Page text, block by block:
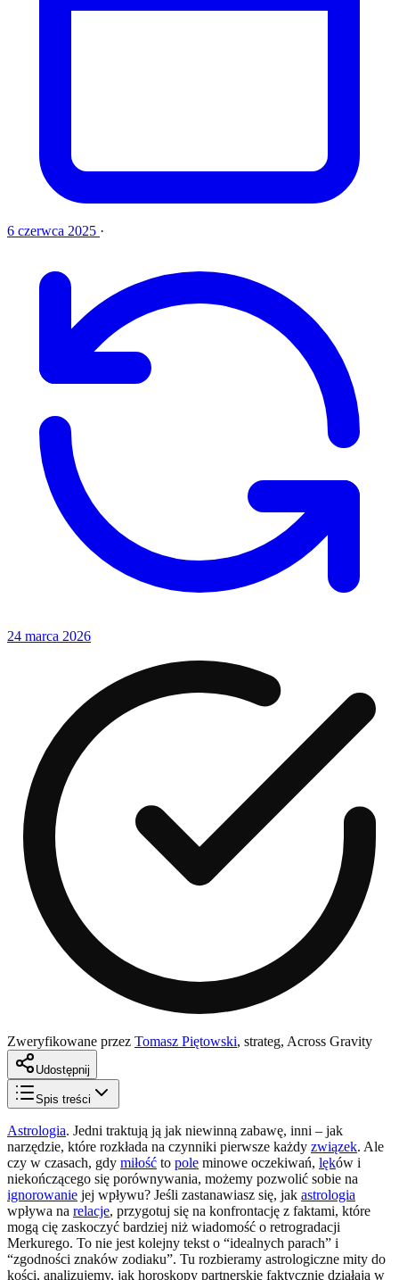
6 czerwca 2025 ·
24 marca 2026
Zweryfikowane przez Tomasz Piętowski, strateg, Across Gravity
Udostępnij
Spis treści
Astrologia. Jedni traktują ją jak niewinną zabawę, inni – jak
narzędzie, które rozkłada na czynniki pierwsze każdy związek. Ale
czy w czasach, gdy miłość to pole minowe oczekiwań, lęków i
niekończącego się porównywania, możemy pozwolić sobie na
ignorowanie jej wpływu? Jeśli zastanawiasz się, jak astrologia
wpływa na relacje, przygotuj się na konfrontację z faktami, które
mogą cię zaskoczyć bardziej niż wiadomość o retrogradacji
Merkurego. To nie jest kolejny tekst o “idealnych parach” i
“zgodności znaków zodiaku”. Tu rozbieramy astrologiczne mity do
kości, analizujemy, jak horoskopy partnerskie faktycznie działają w